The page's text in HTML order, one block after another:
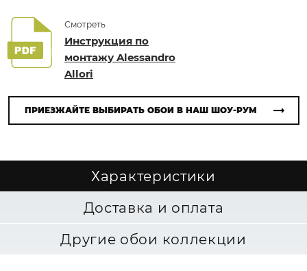
Смотреть
Инструкция по
монтажу Alessandro
Allori
ПРИЕЗЖАЙТЕ ВЫБИРАТЬ ОБОИ В НАШ ШОУ-РУМ
Характеристики
Доставка и оплата
Другие обои коллекции